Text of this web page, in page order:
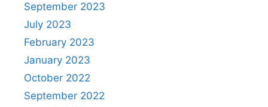
September 2023
July 2023
February 2023
January 2023
October 2022
September 2022